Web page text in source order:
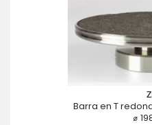
Barra en T
⌀